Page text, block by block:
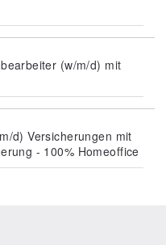
(w/m/d) mit
d) Versicherungen mit
- 100% Homeoffice